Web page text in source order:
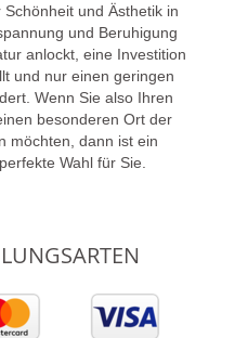
und Ästhetik in
und Beruhigung
anlockt, eine Investition
und nur einen geringen
Wenn Sie also Ihren
besonderen Ort der
möchten, dann ist ein
Wahl für Sie.